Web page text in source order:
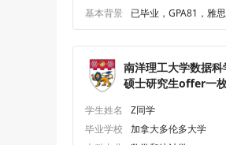
基本背景
已毕业，GPA81，雅
南洋理工大学数据科
硕士研究生offer一
学生姓名
Z同学
毕业学校
加拿大多伦多大学